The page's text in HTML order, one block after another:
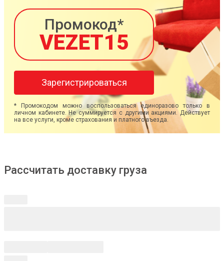
Промокод*
VEZET15
Зарегистрироваться
* Промокодом можно воспользоваться единоразово только в
личном кабинете. Не суммируется с другими акциями. Действует
на все услуги, кроме страхования и платного въезда.
Рассчитать доставку груза